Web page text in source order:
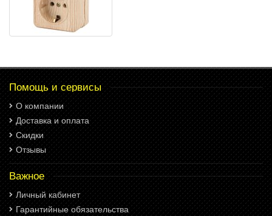
Помощь и сервисы
О компании
Доставка и оплата
Скидки
Отзывы
Важное
Личный кабинет
Гарантийные обязательства